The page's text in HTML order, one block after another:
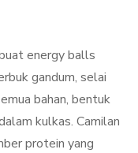
energy balls
gandum, selai
bahan, bentuk
kulkas. Camilan
protein yang